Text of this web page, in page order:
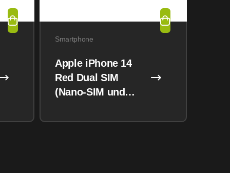
Smartphone
Apple iPhone 14
Red Dual SIM
(Nano-SIM und